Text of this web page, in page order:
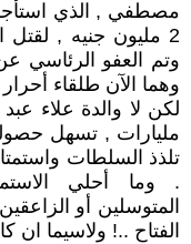
مصطفي , الذي
2 مليون جنيه ,
وتم العفو الرئاسي
وهما الآن طلقاء
لكن لا والدة علاء
مليارات , تسهل
تلذذ السلطات
. وما أحلي
المتوسلين أو
الفتاح ..! ولاسيما ان